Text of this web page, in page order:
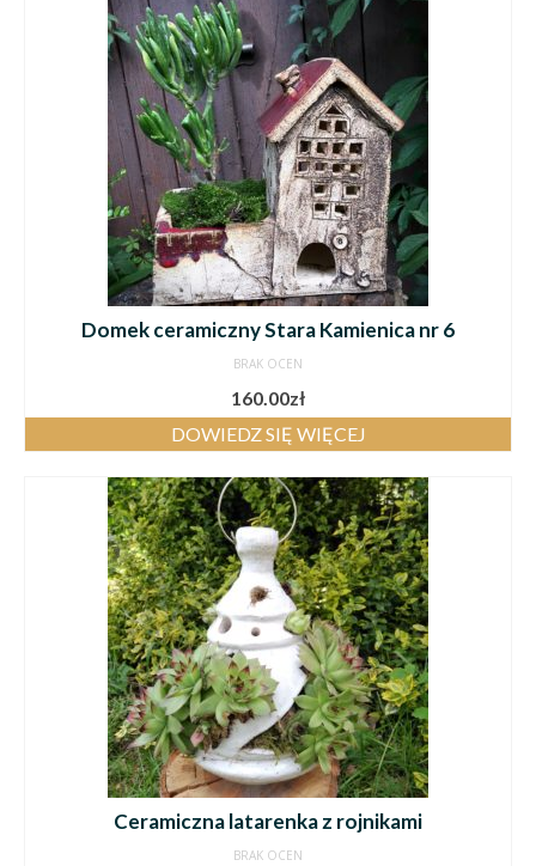
Domek ceramiczny Stara Kamienica nr 6
BRAK OCEN
160.00zł
DOWIEDZ SIĘ WIĘCEJ
Ceramiczna latarenka z rojnikami
BRAK OCEN